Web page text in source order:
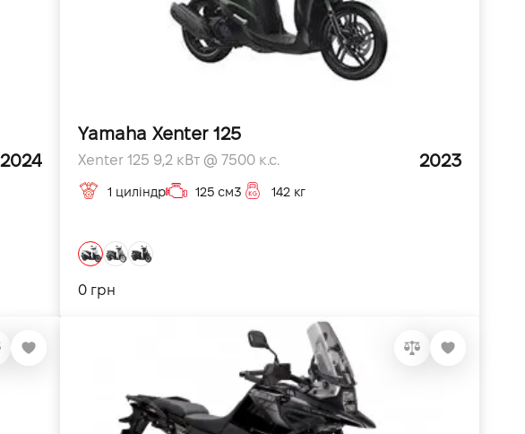
2024
Yamaha Xenter 125
Xenter 125 9,2 кВт @ 7500 к.с. 2023
1 циліндр 125 см3 142 кг
0 грн